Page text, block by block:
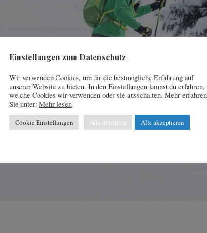
Einstellungen zum Datenschutz
Wir verwenden Cookies, um dir die bestmögliche Erfahrung auf
unserer Website zu bieten. In den Einstellungen kannst du erfahren,
welche Cookies wir verwenden oder sie ausschalten. Mehr erfahren
Sie unter: Mehr lesen
Cookie Einstellungen Alle ablehnen Alle akzeptieren